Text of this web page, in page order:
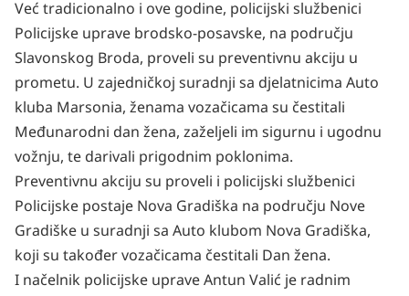
Već tradicionalno i ove godine, policijski službenici
Policijske uprave brodsko-posavske, na području
Slavonskog Broda, proveli su preventivnu akciju u
prometu. U zajedničkoj suradnji sa djelatnicima Auto
kluba Marsonia, ženama vozačicama su čestitali
Međunarodni dan žena, zaželjeli im sigurnu i ugodnu
vožnju, te darivali prigodnim poklonima.
Preventivnu akciju su proveli i policijski službenici
Policijske postaje Nova Gradiška na području Nove
Gradiške u suradnji sa Auto klubom Nova Gradiška,
koji su također vozačicama čestitali Dan žena.
I načelnik policijske uprave Antun Valić je radnim